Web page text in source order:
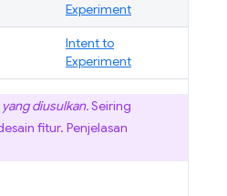
Experiment
Intent to
Experiment
diusulkan.Seiring
fitur. Penjelasan